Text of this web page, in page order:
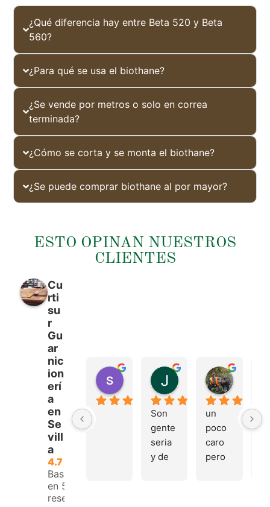
¿Qué diferencia hay entre Beta 520 y Beta
560?
¿Para qué se usa el biothane?
¿Se vende por metros o solo en correa
terminada?
¿Cómo se corta y se monta el biothane?
¿Se puede comprar biothane al por mayor?
ESTO OPINAN NUESTROS
CLIENTES
Cu
rti
su
r
Gu
ar
nic
ion
erí
a
en
Se
vill
a
4.7
Basado
en 53
reseñas.
sergio castillo
hace 4 meses
Juan Francisco
hace 4 meses
Son
gente
seria
y de
Tonio
un
poco
caro
pero